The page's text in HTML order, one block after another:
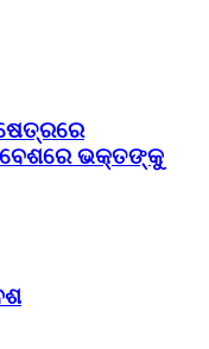
ବେଶରେ ଭକ୍ତଙ୍କୁ